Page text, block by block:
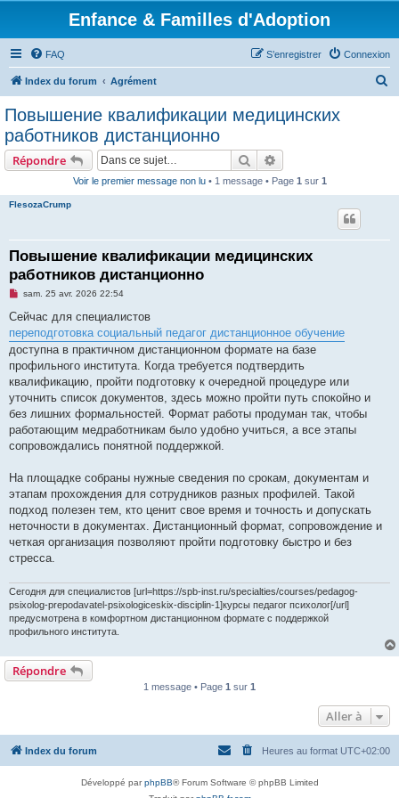
Enfance & Familles d'Adoption
FAQ Connexion
S’enregistrer
Index du forum Agrément
Повышение квалификации медицинских
работников дистанционно
Répondre Rechercher
Voir le premier message non lu• 1 message • Page 1 sur 1
FlesozaCrump
Повышение квалификации медицинских
работников дистанционно
M
s
a
g
e
n
o
n
l
u
sam. 25 avr. 2026 22:54
Сейчас для специалистов
переподготовка социальный педагог дистанционное обучение
доступна в практичном дистанционном формате на базе
профильного института. Когда требуется подтвердить
квалификацию, пройти подготовку к очередной процедуре или
уточнить список документов, здесь можно пройти путь спокойно и
без лишних формальностей. Формат работы продуман так, чтобы
работающим медработникам было удобно учиться, а все этапы
сопровождались понятной поддержкой.
На площадке собраны нужные сведения по срокам, документам и
этапам прохождения для сотрудников разных профилей. Такой
подход полезен тем, кто ценит свое время и точность и допускать
неточности в документах. Дистанционный формат, сопровождение и
четкая организация позволяют пройти подготовку быстро и без
стресса.
Сегодня для специалистов [url=https://spb-inst.ru/specialties/courses/pedagog-
psixolog-prepodavatel-psixologiceskix-disciplin-1]курсы педагог психолог[/url]
предусмотрена в комфортном дистанционном формате с поддержкой
профильного института.
Répondre
1 message • Page 1 sur 1
Aller à
Index du forum Heures au format UTC+02:00
Développé parphpBB® Forum Software © phpBB Limited